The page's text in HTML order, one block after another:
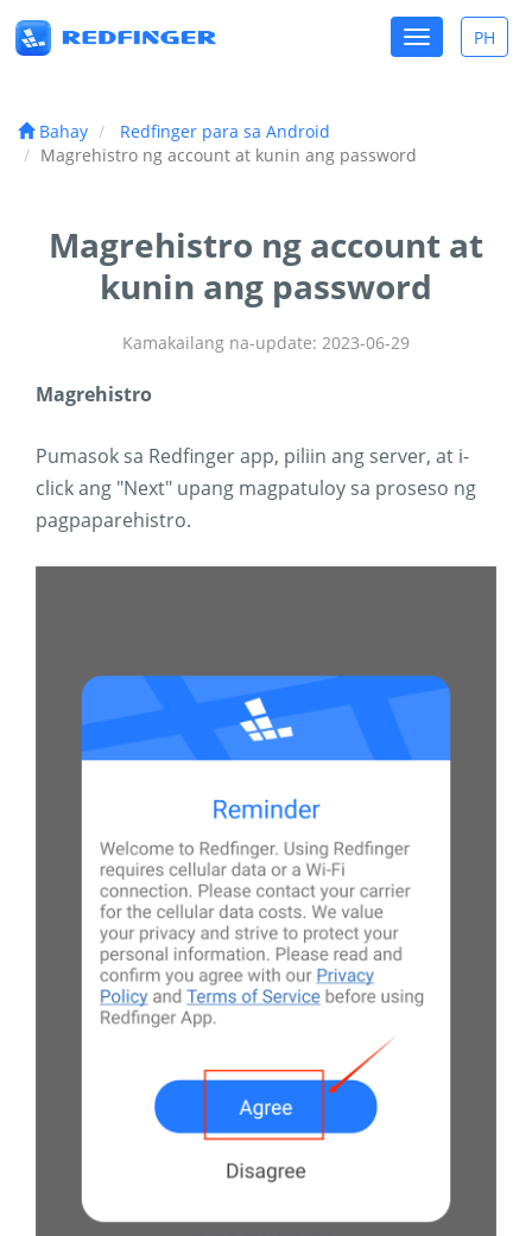
Toggle
PH
Toggle
navigation
Bahay
Redfinger para sa Android
Magrehistro ng account at kunin ang password
Magrehistro ng account at
kunin ang password
Kamakailang na-update: 2023-06-29
Magrehistro
Pumasok sa Redfinger app, piliin ang server, at i-
click ang "Next" upang magpatuloy sa proseso ng
pagpaparehistro.